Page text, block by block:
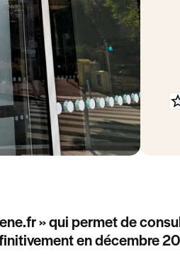
» qui permet de
en décembre